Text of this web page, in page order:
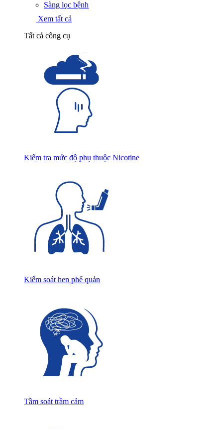
Sàng lọc bệnh
Xem tất cả
Tất cả công cụ
Kiểm tra mức độ phụ thuộc Nicotine
Kiểm soát hen phế quản
Tầm soát trầm cảm